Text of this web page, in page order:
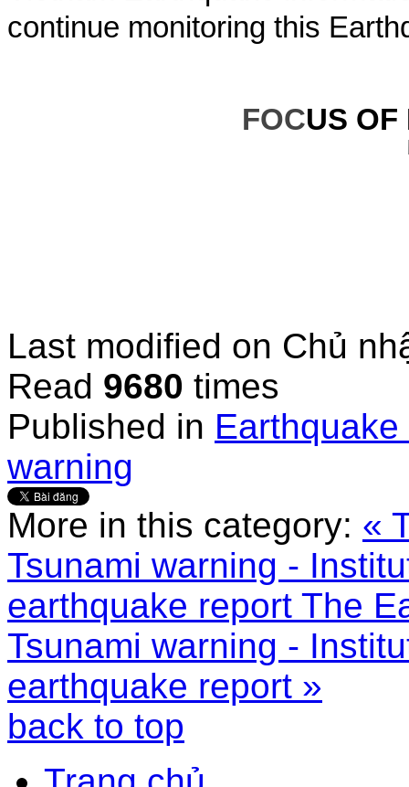
continue monitoring this
FOCUS
Last modified on Chủ
Read 9680 times
Published in
warning
More in this category: «
Tsunami warning -
earthquake report The
Tsunami warning -
earthquake report »
back to top